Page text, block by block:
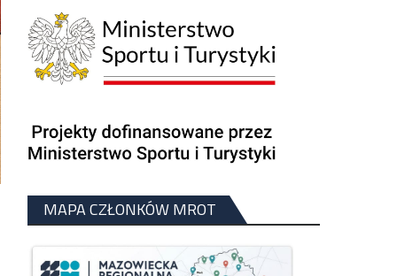
MAPA CZŁONKÓW MROT